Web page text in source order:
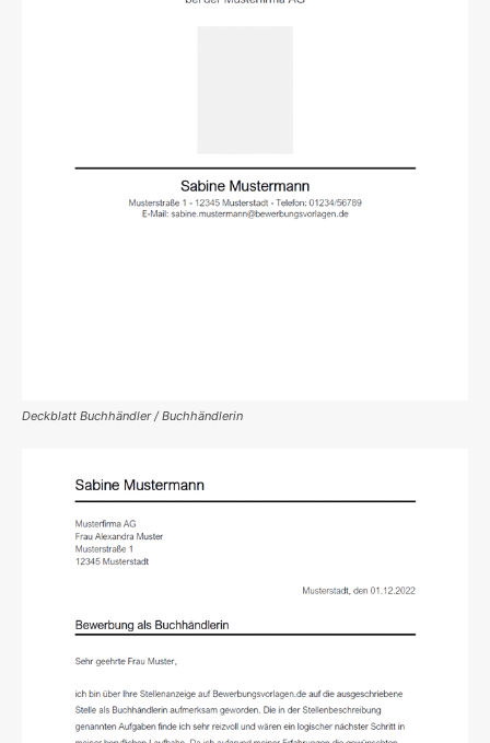
Deckblatt Buchhändler / Buchhändlerin